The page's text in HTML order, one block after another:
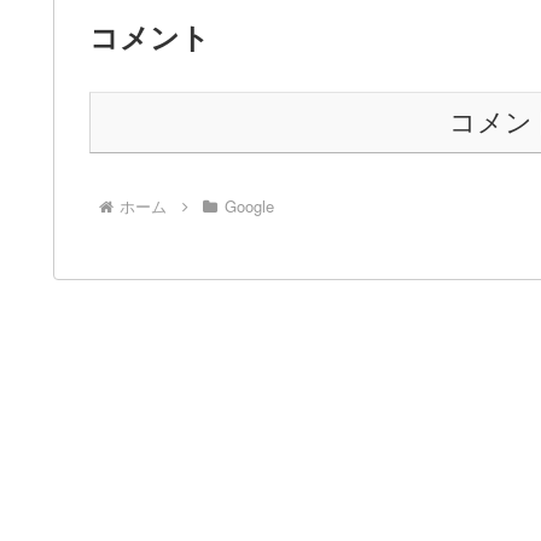
コメント
コメン
ホーム Google